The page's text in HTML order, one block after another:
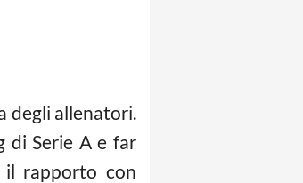
degli allenatori.
di Serie A e far
il rapporto con